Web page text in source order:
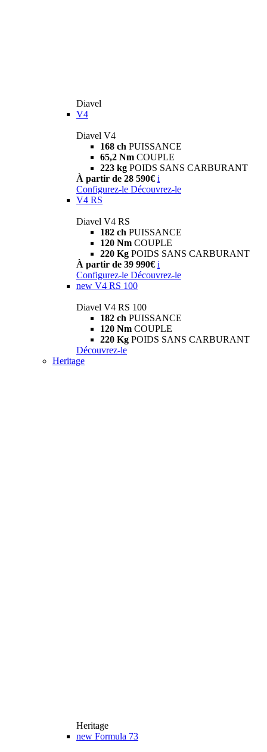
Diavel
V4
Diavel V4
168 ch PUISSANCE
65,2 Nm COUPLE
223 kg POIDS SANS CARBURANT
À partir de 28 590€ i
Configurez-le Découvrez-le
V4 RS
Diavel V4 RS
182 ch PUISSANCE
120 Nm COUPLE
220 Kg POIDS SANS CARBURANT
À partir de 39 990€ i
Configurez-le Découvrez-le
new V4 RS 100
Diavel V4 RS 100
182 ch PUISSANCE
120 Nm COUPLE
220 Kg POIDS SANS CARBURANT
Découvrez-le
Heritage
Heritage
new Formula 73